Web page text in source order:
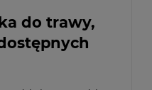
do trawy,